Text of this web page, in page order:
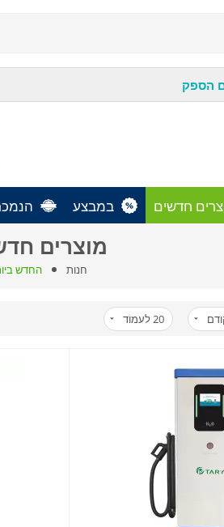
הספק
חדשים במבצע
מוצרים
חנות החדש
20לעמוד